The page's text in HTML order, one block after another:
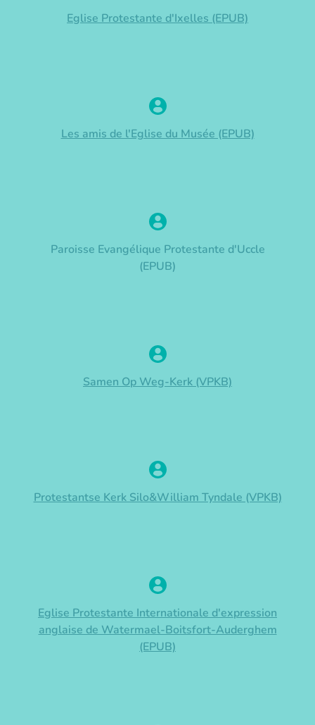
Eglise Protestante d'Ixelles (EPUB)
Les amis de l'Eglise du Musée (EPUB)
Paroisse Evangélique Protestante d'Uccle
(EPUB)
Samen Op Weg-Kerk (VPKB)
Protestantse Kerk Silo&William Tyndale (VPKB)
Eglise Protestante Internationale d'expression
anglaise de Watermael-Boitsfort-Auderghem
(EPUB)